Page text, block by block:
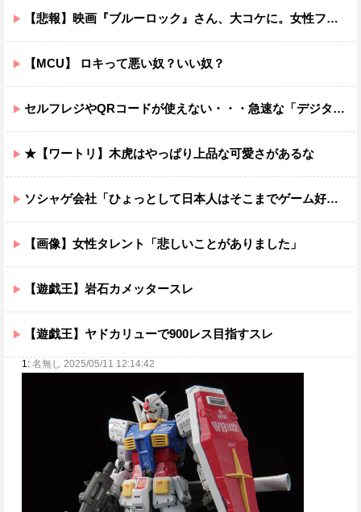
【悲報】映画『ブルーロック』さん、大コケに。女性ファンが殺到するんじゃなかったの？
【MCU】 ロキって悪い奴？いい奴？
セルフレジやQRコードが使えない・・・急速な「デジタル化」に取り残される60代母、結婚をためらう娘の苦悩
★【ワートリ】木虎はやっぱり上品な可愛さがあるな
ソシャゲ会社「ひょっとして日本人はそこまでゲーム好きではないのでは…？」
【画像】女性タレント「悲しいことがありました」
【遊戯王】岩石カメッタースレ
【遊戯王】ヤドカリューで900レス目指すスレ
1: 名無し 2025/05/11 12:14:42